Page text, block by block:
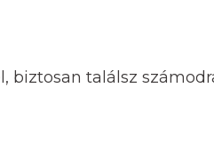
biztosan találsz